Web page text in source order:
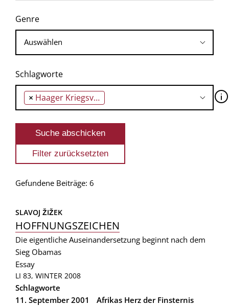
Genre
Schlagworte
× Haager Kriegsverbrechertribunal 🛈
Gefundene Beiträge: 6
SLAVOJ ŽIŽEK
HOFFNUNGSZEICHEN
Die eigentliche Auseinandersetzung beginnt nach dem
Sieg Obamas
Essay
LI 83, WINTER 2008
Schlagworte
11. September 2001
Afrikas Herz der Finsternis